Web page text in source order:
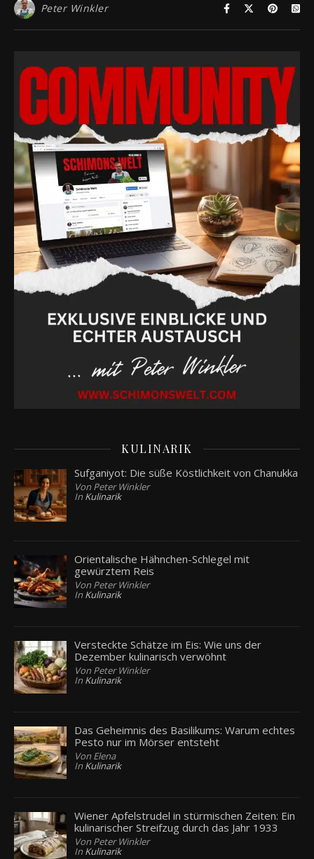
Peter Winkler
KULINARIK
Sufganiyot: Die süße Köstlichkeit von Chanukka
Von Peter Winkler
In Kulinarik
Orientalische Hähnchen-Schlegel mit
gewürztem Reis
Von Peter Winkler
In Kulinarik
Versteckte Schätze im Eis: Wie uns der
Dezember kulinarisch verwöhnt
Von Peter Winkler
In Kulinarik
Das Geheimnis des Basilikums: Warum echtes
Pesto nur im Mörser entsteht
Von Elena
In Kulinarik
Wiener Apfelstrudel in stürmischen Zeiten: Ein
kulinarischer Streifzug durch das Jahr 1933
Von Peter Winkler
In Kulinarik